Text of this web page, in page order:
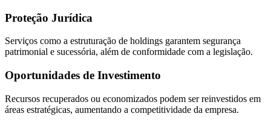
Proteção Jurídica
Serviços como a estruturação de holdings garantem segurança
patrimonial e sucessória, além de conformidade com a legislação.
Oportunidades de Investimento
Recursos recuperados ou economizados podem ser reinvestidos em
áreas estratégicas, aumentando a competitividade da empresa.